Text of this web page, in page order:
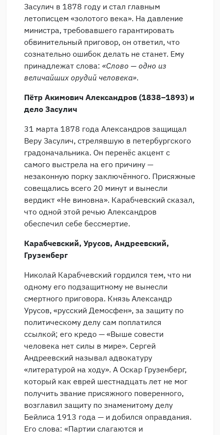
Засулич в 1878 году и стал главным
летописцем «золотого века». На давление
министра, требовавшего гарантировать
обвинительный приговор, он ответил, что
сознательно ошибок делать не станет. Ему
принадлежат слова: «Слово — одно из
величайших орудий человека».
Пётр Акимович Александров (1838–1893) и
дело Засулич
31 марта 1878 года Александров защищал
Веру Засулич, стрелявшую в петербургского
градоначальника. Он перенёс акцент с
самого выстрела на его причину —
незаконную порку заключённого. Присяжные
совещались всего 20 минут и вынесли
вердикт «Не виновна». Карабчевский сказал,
что одной этой речью Александров
обеспечил себе бессмертие.
Карабчевский, Урусов, Андреевский,
Грузенберг
Николай Карабчевский гордился тем, что ни
одному его подзащитному не вынесли
смертного приговора. Князь Александр
Урусов, «русский Демосфен», за защиту по
политическому делу сам поплатился
ссылкой; его кредо — «Выше совести
человека нет силы в мире». Сергей
Андреевский называл адвокатуру
«литературой на ходу». А Оскар Грузенберг,
который как еврей шестнадцать лет не мог
получить звание присяжного поверенного,
возглавил защиту по знаменитому делу
Бейлиса 1913 года — и добился оправдания.
Его слова: «Партии слагаются и